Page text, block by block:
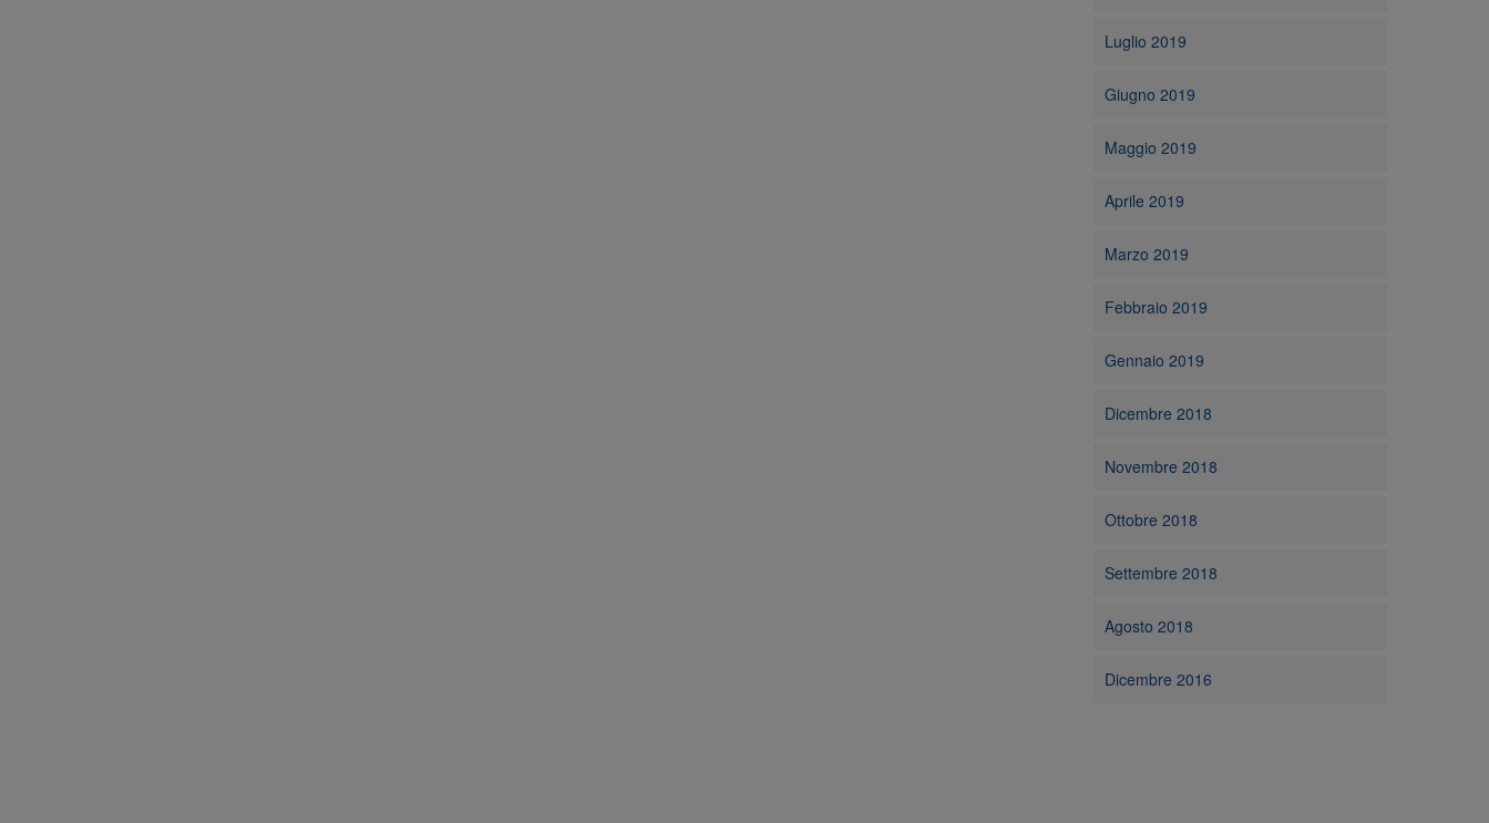
Luglio 2019
Giugno 2019
Maggio 2019
Aprile 2019
Marzo 2019
Febbraio 2019
Gennaio 2019
Dicembre 2018
Novembre 2018
Ottobre 2018
Settembre 2018
Agosto 2018
Dicembre 2016